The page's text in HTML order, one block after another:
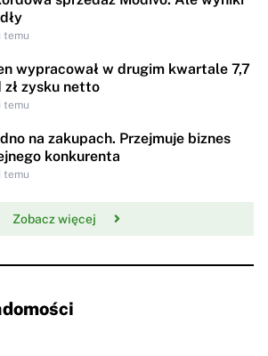
temu
wypracował w drugim kwartale 7,7
zł zysku netto
temu
na zakupach. Przejmuje biznes
konkurenta
temu
Zobacz więcej